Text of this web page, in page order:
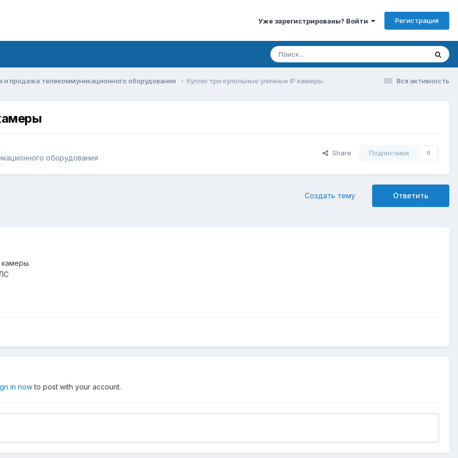
Уже зарегистрированы? Войти Регистрация
Вся активность
и продажа телекоммуникационного оборудования Куплю три купольные уличные IP камеры
оборудования
Share Подписчики 0
Ответить
Создать тему
камеры.
in nowto post with your account.